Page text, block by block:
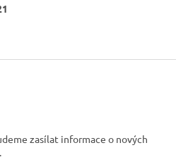
zasílat informace o nových